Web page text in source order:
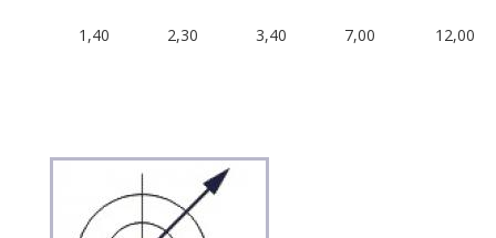
1,40 2,30 3,40 7,00 12,00